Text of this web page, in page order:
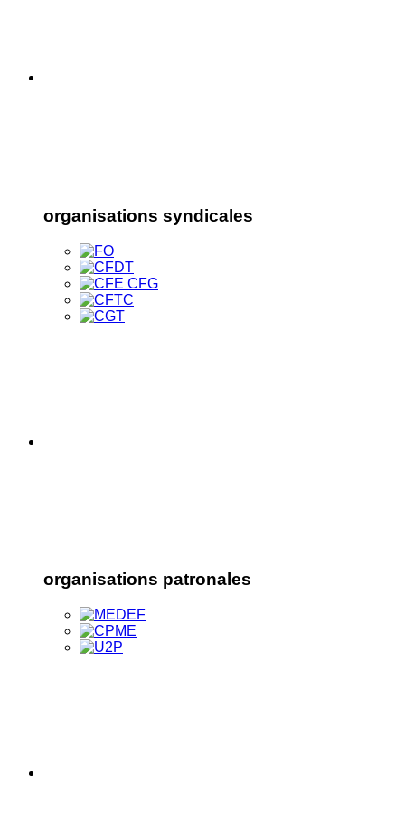
organisations syndicales
organisations patronales